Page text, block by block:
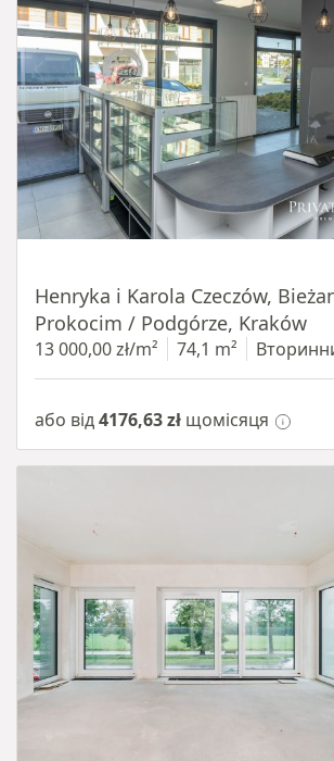
Henryka i Karola Czeczów,
Prokocim / Podgórze, Kraków
13 000,00 zł/m² 74,1 m²
або від4176,63 zł щомісяця